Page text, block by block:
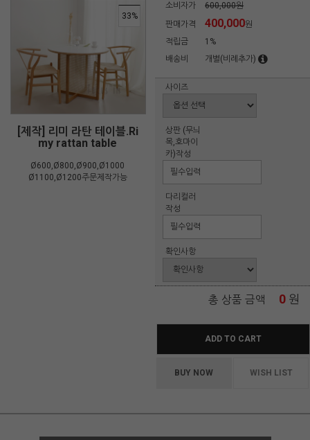
33%
[제작] 리미 라탄 테이블.Ri
my rattan table
Ø600,Ø800,Ø900,Ø1000
Ø1100,Ø1200주문제작가능
소비자가
600,000원
판매가격
400,000원
적립금
1%
배송비
개별(비례추가)
사이즈
상판 (무늬
목,호마이
카)작성
다리컬러
작성
확인사항
총 상품 금액 0 원
ADD TO CART
BUY NOW WISH LIST